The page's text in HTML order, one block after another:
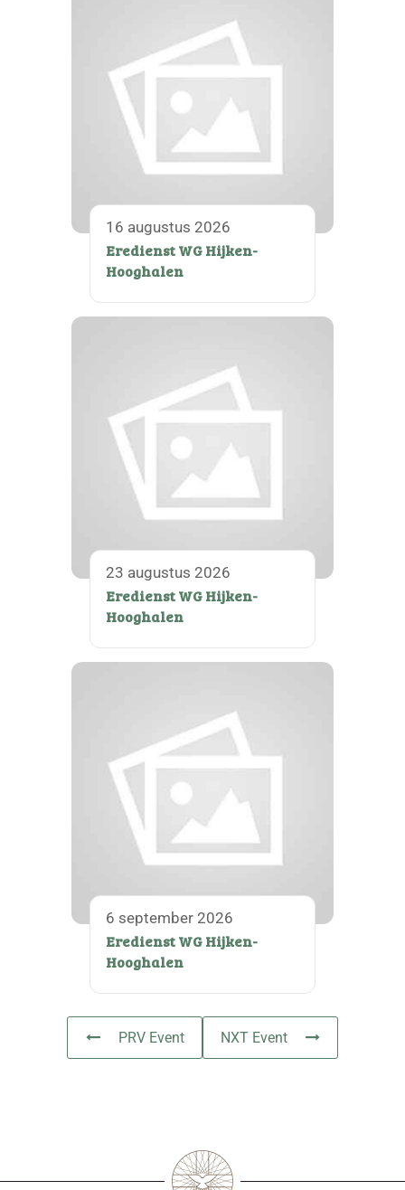
16 augustus 2026
Eredienst WG Hijken-
Hooghalen
23 augustus 2026
Eredienst WG Hijken-
Hooghalen
6 september 2026
Eredienst WG Hijken-
Hooghalen
PRV Event NXT Event